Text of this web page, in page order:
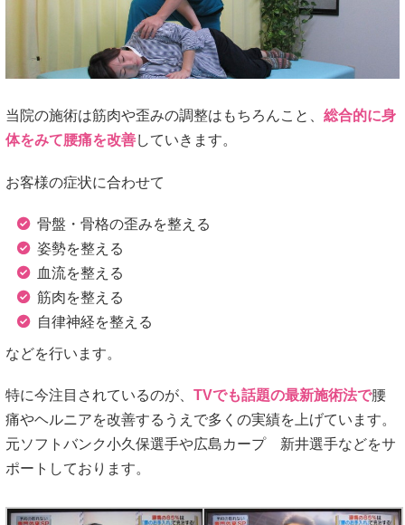
当院の施術は筋肉や歪みの調整はもちろんこと、 総合的に身
体をみて腰痛を改善していきます。
お客様の症状に合わせて
骨盤・骨格の歪みを整える
姿勢を整える
血流を整える
筋肉を整える
自律神経を整える
などを行います。
特に今注目されているのが、 TVでも話題の最新施術法で腰
痛やヘルニアを改善するうえで多くの実績を上げています。
元ソフトバンク小久保選手や広島カープ 新井選手などをサ
ポートしております。